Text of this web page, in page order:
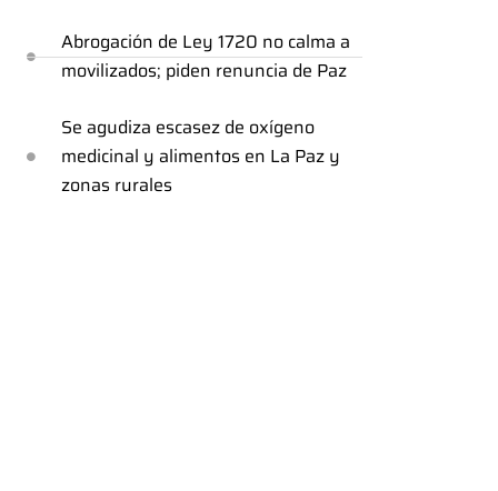
Abrogación de Ley 1720 no calma a
movilizados; piden renuncia de Paz
Se agudiza escasez de oxígeno
medicinal y alimentos en La Paz y
zonas rurales